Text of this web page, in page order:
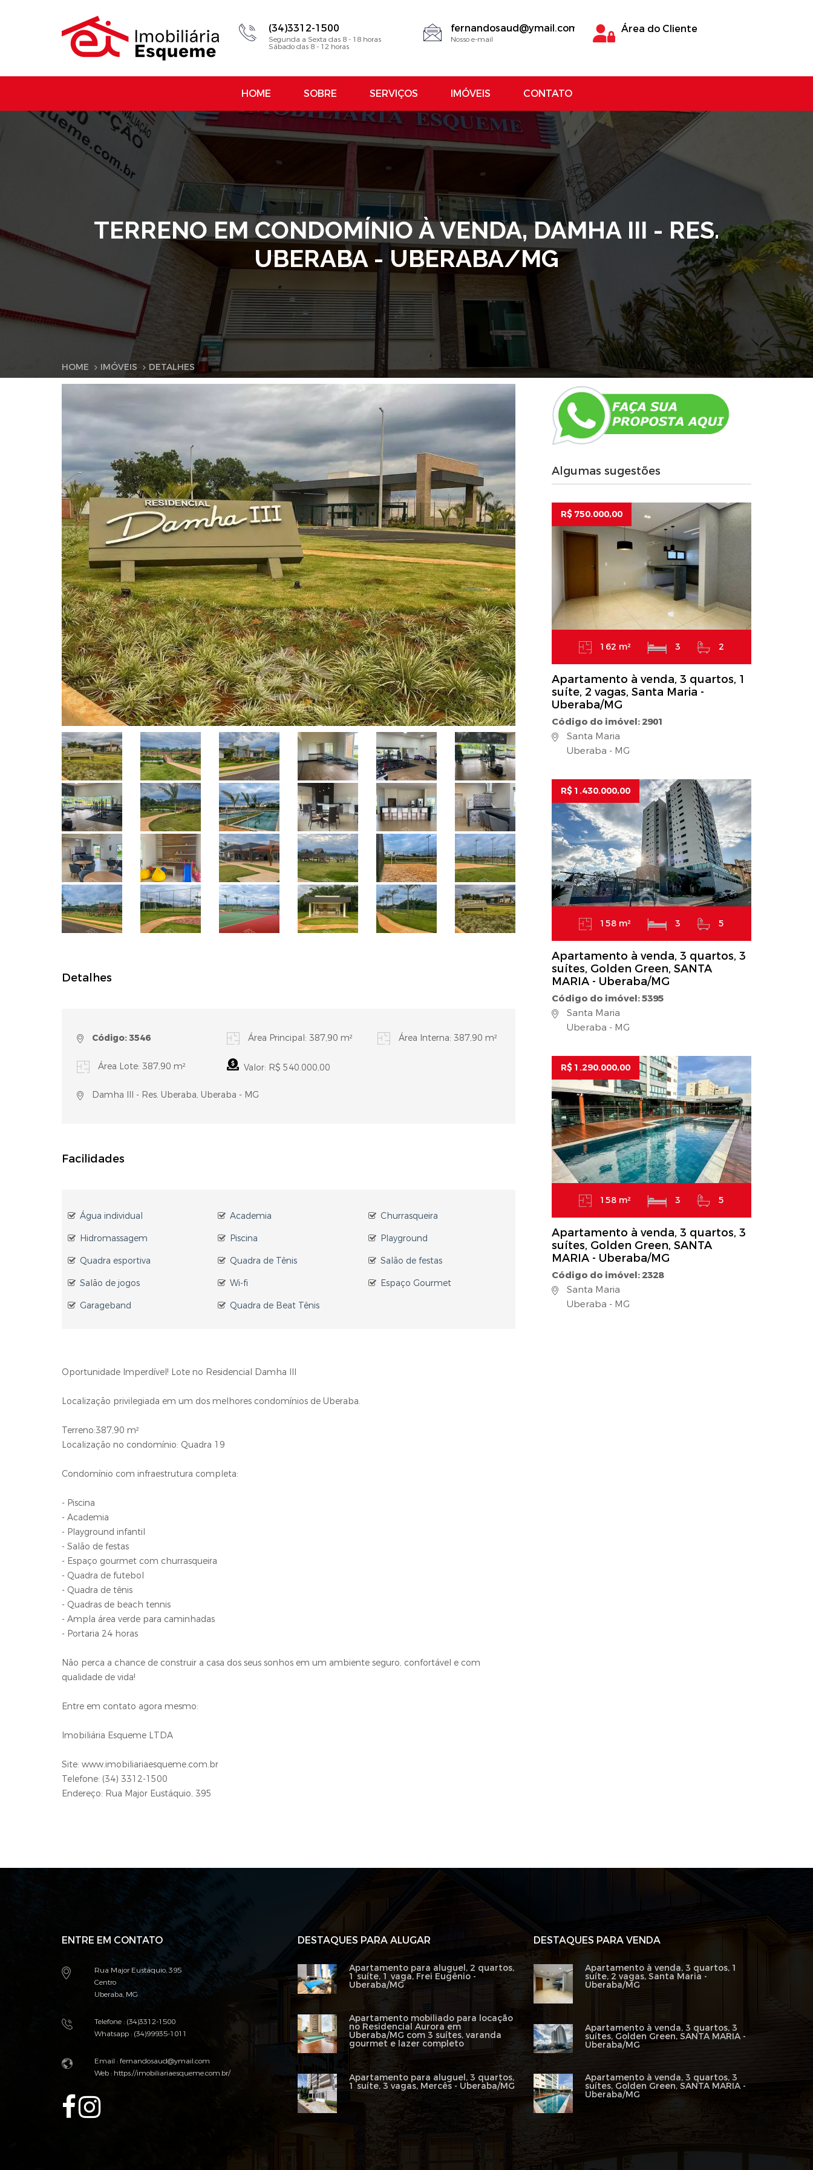
(34)3312-1500
Segunda a Sexta das 8 - 18 horas
Sábado das 8 - 12 horas
fernandosaud@ymail.com
Nosso e-mail
Área do Cliente
HOME SOBRE SERVIÇOS IMÓVEIS CONTATO
TERRENO EM CONDOMÍNIO À VENDA, DAMHA III - RES.
UBERABA - UBERABA/MG
HOME IMÓVEIS DETALHES
Detalhes
Código: 3546 Área Principal: 387,90 m² Área Interna: 387,90 m²
Área Lote: 387,90 m² Valor: R$ 540.000,00
Damha III - Res. Uberaba, Uberaba - MG
Facilidades
Água individual Academia
Churrasqueira
Hidromassagem
Piscina
Playground
Quadra esportiva
Quadra de Tênis
Salão de festas
Salão de jogos
Wi-fi
Espaço Gourmet
Garageband
Quadra de Beat Tênis
Oportunidade Imperdível! Lote no Residencial Damha III
Localização privilegiada em um dos melhores condomínios de Uberaba.
Terreno:387,90 m²
Localização no condomínio: Quadra 19
Condomínio com infraestrutura completa:
- Piscina
- Academia
- Playground infantil
- Salão de festas
- Espaço gourmet com churrasqueira
- Quadra de futebol
- Quadra de tênis
- Quadras de beach tennis
- Ampla área verde para caminhadas
- Portaria 24 horas
Não perca a chance de construir a casa dos seus sonhos em um ambiente seguro, confortável e com
qualidade de vida!
Entre em contato agora mesmo:
Imobiliária Esqueme LTDA
Site: www.imobiliariaesqueme.com.br
Telefone: (34) 3312-1500
Endereço: Rua Major Eustáquio, 395
Algumas sugestões
R$ 750.000,00
162 m² 3 2
Apartamento à venda, 3 quartos, 1
suíte, 2 vagas, Santa Maria -
Uberaba/MG
Código do imóvel: 2901
Santa Maria
Uberaba - MG
R$ 1.430.000,00
158 m² 3 5
Apartamento à venda, 3 quartos, 3
suítes, Golden Green, SANTA
MARIA - Uberaba/MG
Código do imóvel: 5395
Santa Maria
Uberaba - MG
R$ 1.290.000,00
158 m² 3 5
Apartamento à venda, 3 quartos, 3
suítes, Golden Green, SANTA
MARIA - Uberaba/MG
Código do imóvel: 2328
Santa Maria
Uberaba - MG
ENTRE EM CONTATO
Rua Major Eustáquio, 395
Centro
Uberaba, MG
Telefone : (34)3312-1500
Whatsapp : (34)99935-1011
Email :fernandosaud@ymail.com
Web : https://imobiliariaesqueme.com.br/
DESTAQUES PARA ALUGAR
Apartamento para aluguel, 2 quartos,
1 suíte, 1 vaga, Frei Eugênio -
Uberaba/MG
Apartamento mobiliado para locação
no Residencial Aurora em
Uberaba/MG com 3 suítes, varanda
gourmet e lazer completo
Apartamento para aluguel, 3 quartos,
1 suíte, 3 vagas, Mercês - Uberaba/MG
DESTAQUES PARA VENDA
Apartamento à venda, 3 quartos, 1
suíte, 2 vagas, Santa Maria -
Uberaba/MG
Apartamento à venda, 3 quartos, 3
suítes, Golden Green, SANTA MARIA -
Uberaba/MG
Apartamento à venda, 3 quartos, 3
suítes, Golden Green, SANTA MARIA -
Uberaba/MG